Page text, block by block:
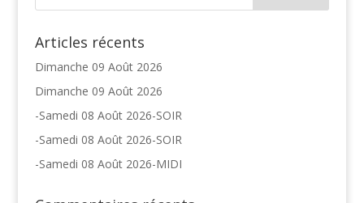
Articles récents
Dimanche 09 Août 2026
Dimanche 09 Août 2026
-Samedi 08 Août 2026-SOIR
-Samedi 08 Août 2026-SOIR
-Samedi 08 Août 2026-MIDI